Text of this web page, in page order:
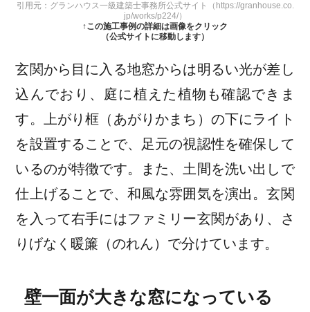
引用元：グランハウス一級建築士事務所公式サイト（https://granhouse.co.
jp/works/p224/）
↑この施工事例の詳細は画像をクリック
（公式サイトに移動します）
玄関から目に入る地窓からは明るい光が差し
込んでおり、庭に植えた植物も確認できま
す。上がり框（あがりかまち）の下にライト
を設置することで、足元の視認性を確保して
いるのが特徴です。また、土間を洗い出しで
仕上げることで、和風な雰囲気を演出。玄関
を入って右手にはファミリー玄関があり、さ
りげなく暖簾（のれん）で分けています。
壁一面が大きな窓になっている